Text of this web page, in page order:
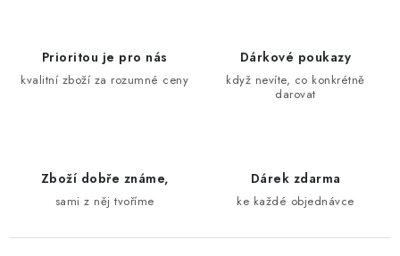
Prioritou je pro nás
kvalitní zboží za rozumné ceny
Dárkové poukazy
když nevíte, co konkrétně
darovat
Zboží dobře známe,
sami z něj tvoříme
Dárek zdarma
ke každé objednávce